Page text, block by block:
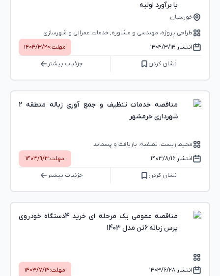
با برآورد اولیه
خوزستان
طراحی پروژه، مهندسی و مشاوره, خدمات عمرانی و شهرسازی
انتشار:۱۴۰۴/۳/۱۴ مهلت:۱۴۰۴/۳/۲۰
نشان کردن جزئیات بیشتر
مناقصه خدمات تنظیف و جمع آوری زباله منطقه 2
شهرداری خرمشهر
محیط ‌زیست، تصفیه، بازیافت و پسماند
انتشار:۱۴۰۳/۸/۱۶ مهلت:۱۴۰۳/۹/۳
نشان کردن جزئیات بیشتر
مناقصه عمومی یک مرحله ای خرید 4دستگاه خودروی
پرس زباله 6تن مدل 1403
انتشار:۱۴۰۳/۶/۲۸ مهلت:۱۴۰۳/۷/۱۴